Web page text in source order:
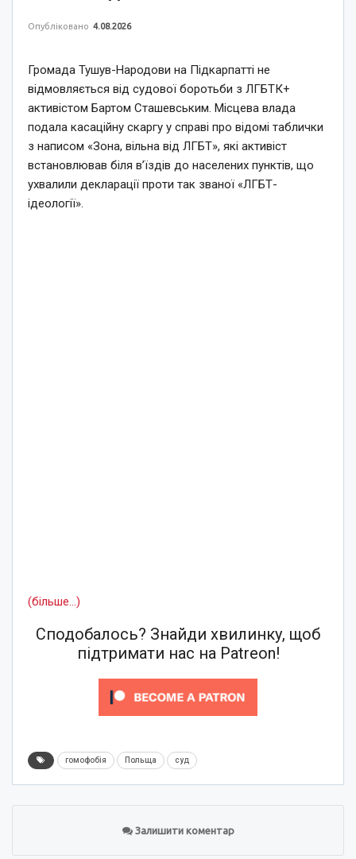
Опубліковано 4.08.2026
Громада Тушув-Народови на Підкарпатті не
відмовляється від судової боротьби з ЛГБТК+
активістом Бартом Сташевським. Місцева влада
подала касаційну скаргу у справі про відомі таблички
з написом «Зона, вільна від ЛГБТ», які активіст
встановлював біля в’їздів до населених пунктів, що
ухвалили декларації проти так званої «ЛГБТ-
ідеології».
(більше…)
Сподобалось? Знайди хвилинку, щоб
підтримати нас на Patreon!
гомофобія Польща суд
Залишити коментар